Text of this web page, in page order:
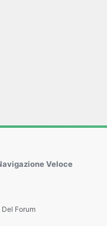
Veloce
Forum